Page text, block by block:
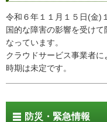
令和６年１１月１５日(金)
国的な障害の影響を受け
なっています。
クラウドサービス事業者
時期は未定です。
防災・緊急情報